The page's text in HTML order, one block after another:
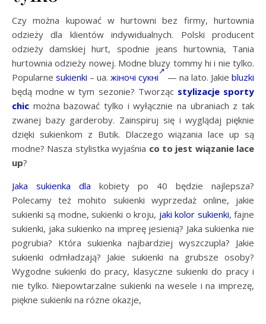
Czy można kupować w hurtowni bez firmy, hurtownia
odzieży dla klientów indywidualnych. Polski producent
odzieży damskiej hurt, spodnie jeans hurtownia, Tania
hurtownia odzieży nowej. Modne bluzy tommy hi i nie tylko.
Popularne sukienki – ua. жіночі сукні — na lato. Jakie bluzki
będą modne w tym sezonie? Tworząc stylizacje sporty
chic można bazować tylko i wyłącznie na ubraniach z tak
zwanej bazy garderoby. Zainspiruj się i wyglądaj pięknie
dzięki sukienkom z Butik. Dlaczego wiązania lace up są
modne? Nasza stylistka wyjaśnia co to jest wiązanie lace
up?
Jaka sukienka dla kobiety po 40 będzie najlepsza?
Polecamy też mohito sukienki wyprzedaż online, jakie
sukienki są modne, sukienki o kroju, jaki kolor sukienki, fajne
sukienki, jaka sukienko na impreę jesienią? Jaka sukienka nie
pogrubia? Która sukienka najbardziej wyszczupla? Jakie
sukienki odmładzają? Jakie sukienki na grubsze osoby?
Wygodne sukienki do pracy, klasyczne sukienki do pracy i
nie tylko. Niepowtarzalne sukienki na wesele i na imprezę,
piękne sukienki na rózne okazje,